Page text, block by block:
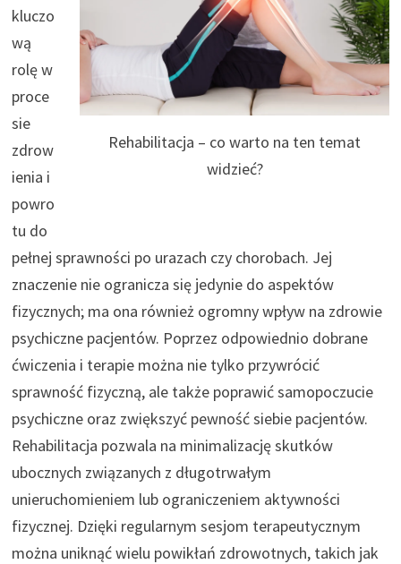
Rehabilitacja – co warto na ten temat
widzieć?
kluczo
wą
rolę w
proce
sie
zdrow
ienia i
powro
tu do
pełnej sprawności po urazach czy chorobach. Jej
znaczenie nie ogranicza się jedynie do aspektów
fizycznych; ma ona również ogromny wpływ na zdrowie
psychiczne pacjentów. Poprzez odpowiednio dobrane
ćwiczenia i terapie można nie tylko przywrócić
sprawność fizyczną, ale także poprawić samopoczucie
psychiczne oraz zwiększyć pewność siebie pacjentów.
Rehabilitacja pozwala na minimalizację skutków
ubocznych związanych z długotrwałym
unieruchomieniem lub ograniczeniem aktywności
fizycznej. Dzięki regularnym sesjom terapeutycznym
można uniknąć wielu powikłań zdrowotnych, takich jak